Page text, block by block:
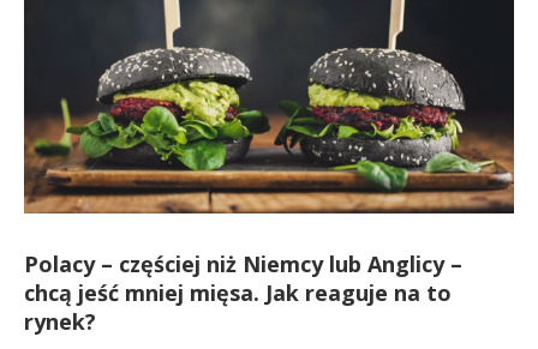
Polacy – częściej niż Niemcy lub Anglicy –
chcą jeść mniej mięsa. Jak reaguje na to
rynek?